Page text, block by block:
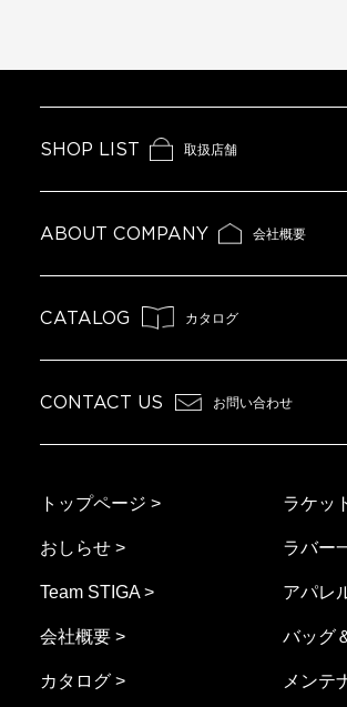
SHOP LIST 取扱店舗
ABOUT COMPANY 会社概要
CATALOG カタログ
CONTACT US お問い合わせ
トップページ >
おしらせ >
Team STIGA >
会社概要 >
カタログ >
ラケッ
ラバー
アパレ
バッグ
メンテ